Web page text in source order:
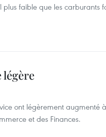
plus faible que les carburants
légère
ont légèrement augmenté
et des Finances.